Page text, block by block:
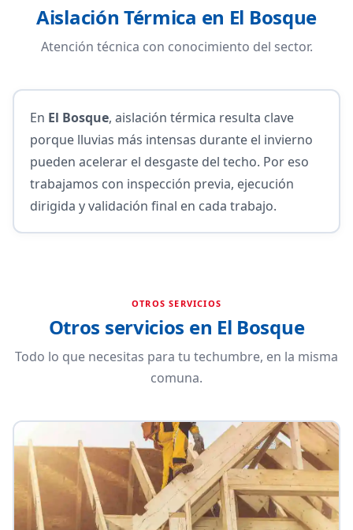
Aislación Térmica en El Bosque
Atención técnica con conocimiento del sector.
En El Bosque, aislación térmica resulta clave
porque lluvias más intensas durante el invierno
pueden acelerar el desgaste del techo. Por eso
trabajamos con inspección previa, ejecución
dirigida y validación final en cada trabajo.
OTROS SERVICIOS
Otros servicios en El Bosque
Todo lo que necesitas para tu techumbre, en la misma
comuna.